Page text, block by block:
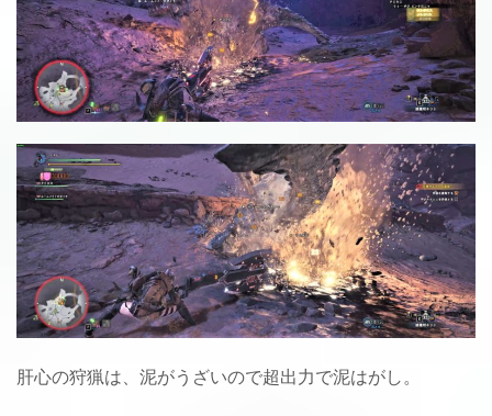
肝心の狩猟は、泥がうざいので超出力で泥はがし。